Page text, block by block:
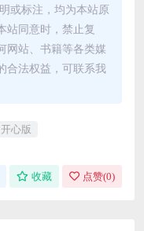
或标注，均为本站原
站同意时，禁止复
网站、书籍等各类媒
合法权益，可联系我
心版
收藏 点赞(0)